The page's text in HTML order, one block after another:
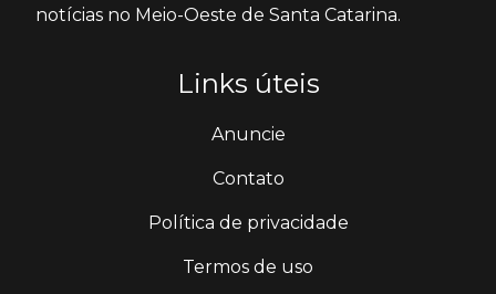
notícias no Meio-Oeste de Santa Catarina.
Links úteis
Anuncie
Contato
Política de privacidade
Termos de uso